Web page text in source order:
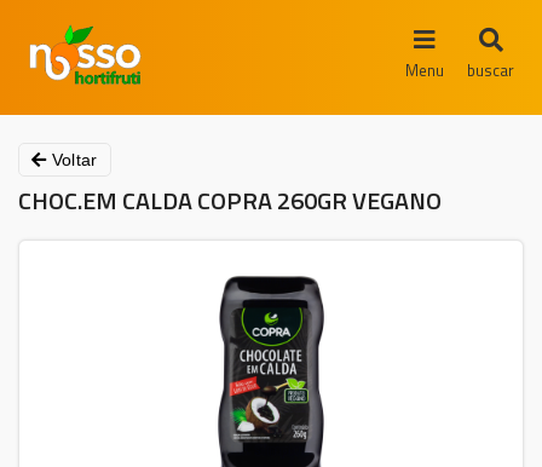
Menu buscar
Voltar
CHOC.EM CALDA COPRA 260GR VEGANO